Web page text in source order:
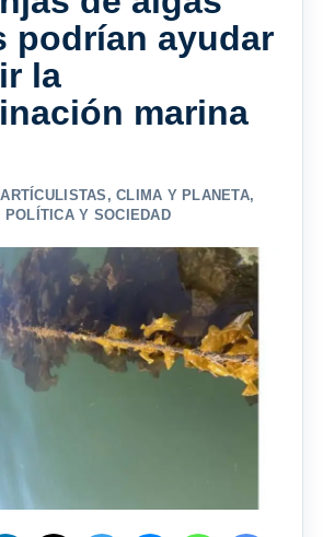
podrían ayudar
la
marina
ARTÍCULISTAS ,CLIMA Y PLANETA,
POLÍTICA Y SOCIEDAD